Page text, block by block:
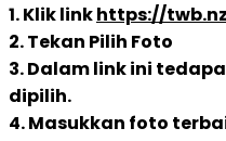
1. Klik linkhttps://
2. Tekan Pilih Foto
3. Dalam link ini
dipilih.
4. Masukkan foto